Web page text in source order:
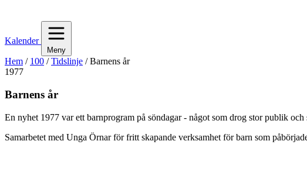
Kalender
Meny
Hem / 100 /Tidslinje /Barnens år
1977
Barnens år
En nyhet 1977 var ett barnprogram på söndagar - något som drog stor publik
Samarbetet med Unga Örnar för fritt skapande verksamhet för barn som